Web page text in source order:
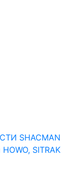
SHACMAN
SITRAK